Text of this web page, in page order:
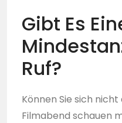
Gibt Es
Ruf?
Können Sie sich
Filmabend schauen